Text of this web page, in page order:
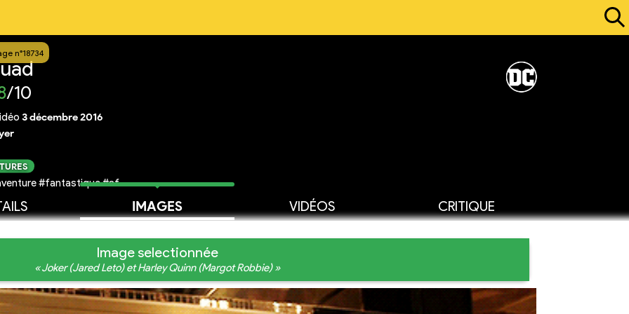
n°18734
/10
3 décembre 2016
#fantastique #sf
IMAGES VIDÉOS CRITIQUE
Image selectionnée
« Joker (Jared Leto) et Harley Quinn (Margot Robbie) »